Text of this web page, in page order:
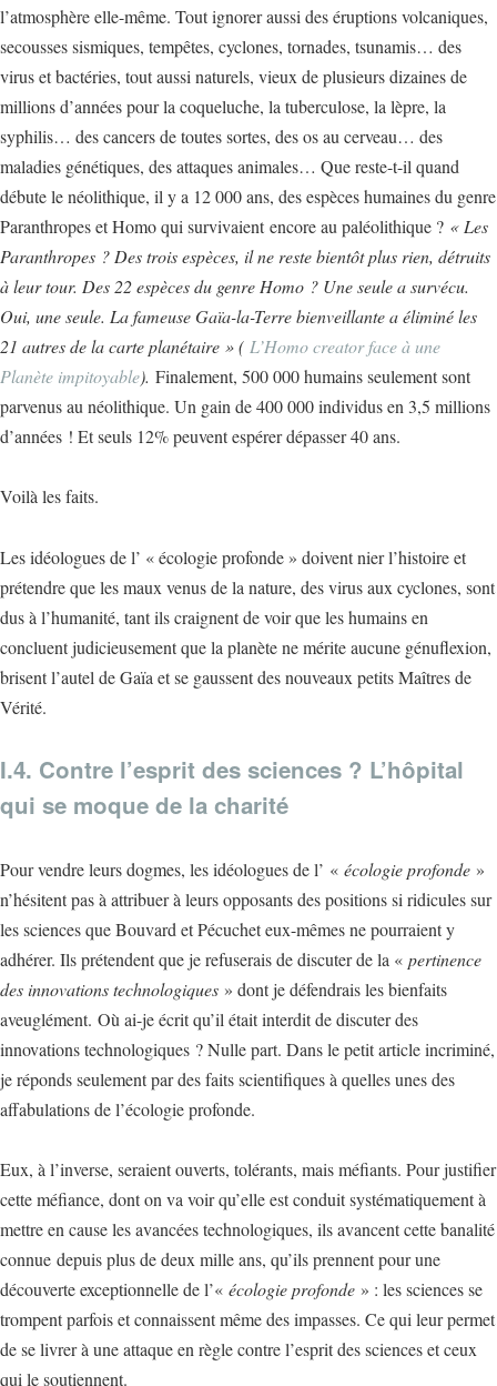
l’atmosphère elle-même. Tout ignorer aussi des éruptions volcaniques,
secousses sismiques, tempêtes, cyclones, tornades, tsunamis… des
virus et bactéries, tout aussi naturels, vieux de plusieurs dizaines de
millions d’années pour la coqueluche, la tuberculose, la lèpre, la
syphilis… des cancers de toutes sortes, des os au cerveau… des
maladies génétiques, des attaques animales… Que reste-t-il quand
débute le néolithique, il y a 12 000 ans, des espèces humaines du genre
Paranthropes et Homo qui survivaient encore au paléolithique ? « Les
Paranthropes ? Des trois espèces, il ne reste bientôt plus rien, détruits
à leur tour. Des 22 espèces du genre Homo ? Une seule a survécu.
Oui, une seule. La fameuse Gaïa-la-Terre bienveillante a éliminé les
21 autres de la carte planétaire » ( L’Homo creator face à une
Planète impitoyable). Finalement, 500 000 humains seulement sont
parvenus au néolithique. Un gain de 400 000 individus en 3,5 millions
d’années ! Et seuls 12% peuvent espérer dépasser 40 ans.
Voilà les faits.
Les idéologues de l’ « écologie profonde » doivent nier l’histoire et
prétendre que les maux venus de la nature, des virus aux cyclones, sont
dus à l’humanité, tant ils craignent de voir que les humains en
concluent judicieusement que la planète ne mérite aucune génuflexion,
brisent l’autel de Gaïa et se gaussent des nouveaux petits Maîtres de
Vérité.
I.4. Contre l’esprit des sciences ? L’hôpital
qui se moque de la charité
Pour vendre leurs dogmes, les idéologues de l’ « écologie profonde »
n’hésitent pas à attribuer à leurs opposants des positions si ridicules sur
les sciences que Bouvard et Pécuchet eux-mêmes ne pourraient y
adhérer. Ils prétendent que je refuserais de discuter de la « pertinence
des innovations technologiques » dont je défendrais les bienfaits
aveuglément. Où ai-je écrit qu’il était interdit de discuter des
innovations technologiques ? Nulle part. Dans le petit article incriminé,
je réponds seulement par des faits scientifiques à quelles unes des
affabulations de l’écologie profonde.
Eux, à l’inverse, seraient ouverts, tolérants, mais méfiants. Pour justifier
cette méfiance, dont on va voir qu’elle est conduit systématiquement à
mettre en cause les avancées technologiques, ils avancent cette banalité
connue depuis plus de deux mille ans, qu’ils prennent pour une
découverte exceptionnelle de l’« écologie profonde » : les sciences se
trompent parfois et connaissent même des impasses. Ce qui leur permet
de se livrer à une attaque en règle contre l’esprit des sciences et ceux
qui le soutiennent.